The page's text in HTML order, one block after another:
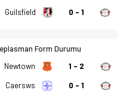
Guilsfield 0 - 1
Form Durumu
Newtown 1 - 2
Caersws 0 - 1